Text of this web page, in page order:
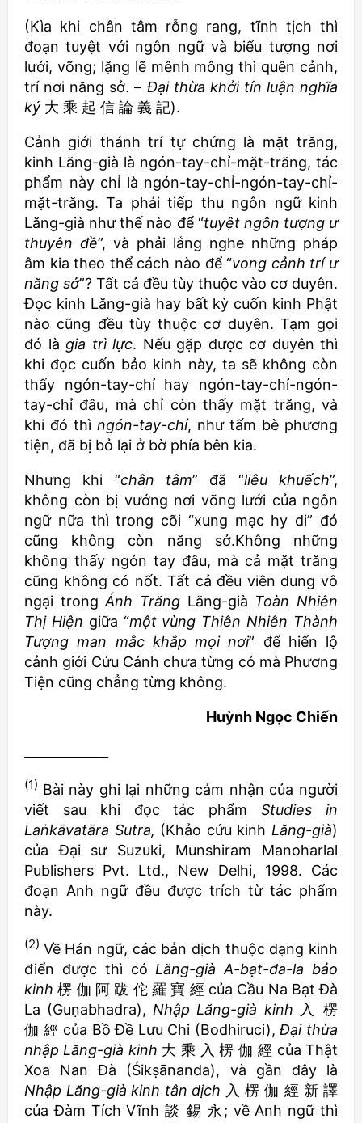
(Kìa khi chân tâm rỗng rang, tĩnh tịch thì
đoạn tuyệt với ngôn ngữ và biểu tượng nơi
lưới, võng; lặng lẽ mênh mông thì quên cảnh,
trí nơi năng sở. – Đại thừa khởi tín luận nghĩa
ký 大 乘 起 信 論 義 記).
Cảnh giới thánh trí tự chứng là mặt trăng,
kinh Lăng-già là ngón-tay-chỉ-mặt-trăng, tác
phẩm này chỉ là ngón-tay-chỉ-ngón-tay-chỉ-
mặt-trăng. Ta phải tiếp thu ngôn ngữ kinh
Lăng-già như thế nào để “tuyệt ngôn tượng ư
thuyên đề”, và phải lắng nghe những pháp
âm kia theo thể cách nào để “vong cảnh trí ư
năng sở”? Tất cả đều tùy thuộc vào cơ duyên.
Đọc kinh Lăng-già hay bất kỳ cuốn kinh Phật
nào cũng đều tùy thuộc cơ duyên. Tạm gọi
đó là gia trì lực. Nếu gặp được cơ duyên thì
khi đọc cuốn bảo kinh này, ta sẽ không còn
thấy ngón-tay-chỉ hay ngón-tay-chỉ-ngón-
tay-chỉ đâu, mà chỉ còn thấy mặt trăng, và
khi đó thì ngón-tay-chỉ, như tấm bè phương
tiện, đã bị bỏ lại ở bờ phía bên kia.
Nhưng khi “chân tâm” đã “liêu khuếch”,
không còn bị vướng nơi võng lưới của ngôn
ngữ nữa thì trong cõi “xung mạc hy di” đó
cũng không còn năng sở.Không những
không thấy ngón tay đâu, mà cả mặt trăng
cũng không có nốt. Tất cả đều viên dung vô
ngại trongÁnh Trăng Lăng-già Toàn Nhiên
Thị Hiện giữa “một vùng Thiên Nhiên Thành
Tượng man mắc khắp mọi nơi” để hiển lộ
cảnh giới Cứu Cánh chưa từng có mà Phương
Tiện cũng chẳng từng không.
Huỳnh Ngọc Chiến
(1) Bài này ghi lại những cảm nhận của người
viết sau khi đọc tác phẩmStudies in
Laṅkāvatāra Sutra, (Khảo cứu kinh Lăng-già)
của Đại sư Suzuki, Munshiram Manoharlal
Publishers Pvt. Ltd., New Delhi, 1998. Các
đoạn Anh ngữ đều được trích từ tác phẩm
này.
(2) Về Hán ngữ, các bản dịch thuộc dạng kinh
điển được thì có Lăng-già A-bạt-đa-la bảo
kinh 楞 伽 阿 跋 佗 羅 寶 經 của Cầu Na Bạt Đà
La (Guṇabhadra), Nhập Lăng-già kinh 入 楞
伽 經 của Bồ Đề Lưu Chi (Bodhiruci),Đại thừa
nhập Lăng-già kinh 大 乘 入 楞 伽 經 của Thật
Xoa Nan Đà (Śikṣānanda), và gần đây là
Nhập Lăng-già kinh tân dịch 入 楞 伽 經 新 譯
của Đàm Tích Vĩnh 談 錫 永; về Anh ngữ thì